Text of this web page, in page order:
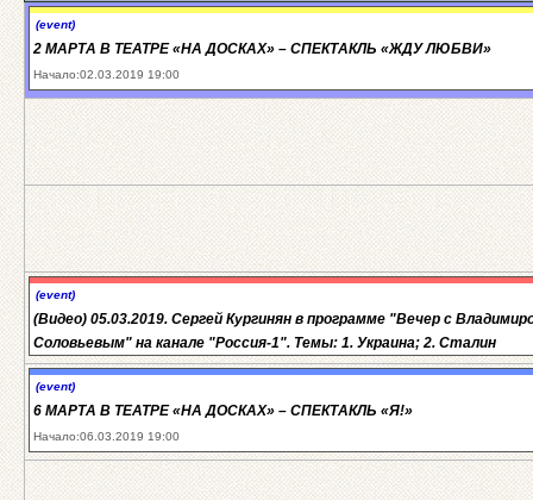
(event)
2 МАРТА В ТЕАТРЕ «НА ДОСКАХ» – СПЕКТАКЛЬ «ЖДУ ЛЮБВИ»
Начало:02.03.2019 19:00
(event)
(Видео) 05.03.2019. Сергей Кургинян в программе "Вечер с
Соловьевым" на канале "Россия-1". Темы: 1. Украина; 2. Сталин
(event)
6 МАРТА В ТЕАТРЕ «НА ДОСКАХ» – СПЕКТАКЛЬ «Я!»
Начало:06.03.2019 19:00